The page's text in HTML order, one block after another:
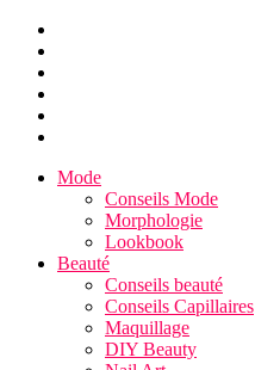
Mode
Conseils Mode
Morphologie
Lookbook
Beauté
Conseils beauté
Conseils Capillaires
Maquillage
DIY Beauty